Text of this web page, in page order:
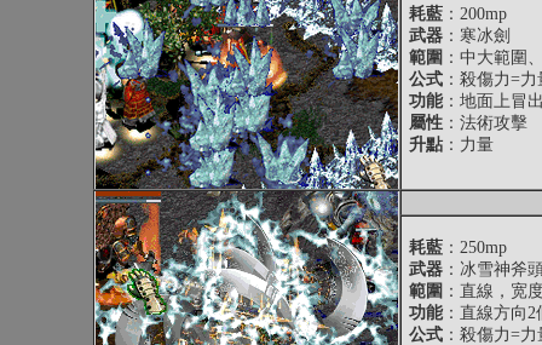
耗藍 ：200mp
武器 ：寒冰劍
範圍 ：中大範圍
公式 ：殺傷力=
功能：地面上冒
屬性 ：法術攻擊
升點 ：力量
耗藍 ：250mp
武器 ：冰雪神斧
範圍 ：直線，宽
功能：直線方向2
公式 ：殺傷力=